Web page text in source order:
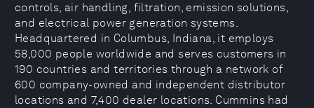
controls, air handling, filtration, emission solutions,
and electrical power generation systems.
Headquartered in Columbus, Indiana, it employs
58,000 people worldwide and serves customers in
190 countries and territories through a network of
600 company-owned and independent distributor
locations and 7,400 dealer locations. Cummins had